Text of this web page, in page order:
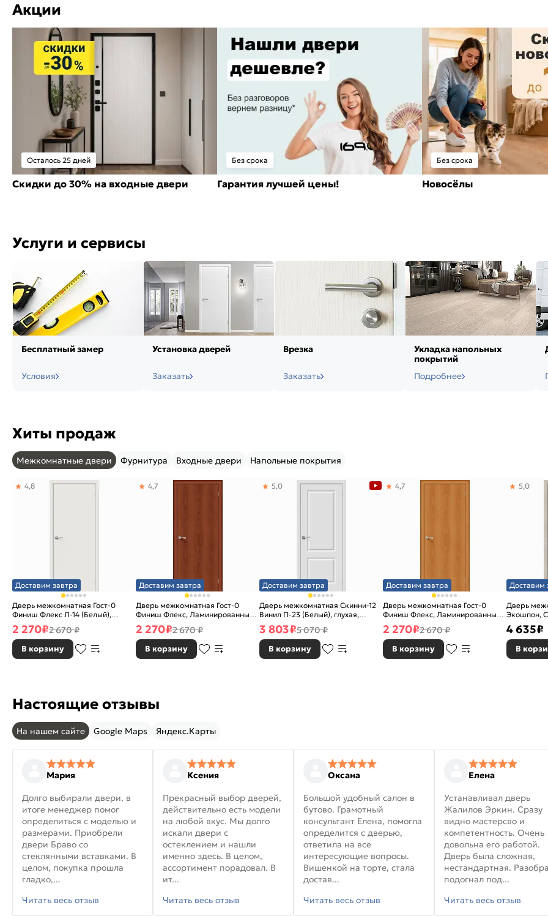
Акции
Осталось 25 дней
Скидки до 30% на входные двери
Без срока
Гарантия лучшей цены!
Без срока
Новосёлы
Услуги и сервисы
Бесплатный замер
Условия
Установка дверей
Заказать
Врезка
Заказать
Укладка напольных
покрытий
Подробнее
Хиты продаж
Межкомнатные двери Фурнитура Входные двери Напольные покрытия
Доставим завтра
Дверь межкомнатная Гост-0
Финиш Флекс Л-14 (Белый),
глухая, каркасно-щитовая
4,8
2 270₽2 670 ₽
В корзину
Доставим завтра
Дверь межкомнатная Гост-0
Финиш Флекс, Ламинированные
Л-11 (ИталОрех), глухая,
каркасно-щитовая
4,7
2 270₽2 670 ₽
В корзину
Доставим завтра
Дверь межкомнатная Скинни-12
Винил П-23 (Белый), глухая,
скиновая
5,0
3 803₽5 070 ₽
В корзину
Доставим завтра
Дверь межкомнатная Гост-0
Финиш Флекс, Ламинированные
Л-12 (МиланОрех), глухая,
каркасно-щитовая
4,7
2 270₽2 670 ₽
В корзину
Доставим
Дверь
Экошпон,
5,0
4 635₽
В
Настоящие отзывы
На нашем сайте Google Maps Яндекс.Карты
Мария
Долго выбирали двери, в
итоге менеджер помог
определиться с моделью и
размерами. Приобрели
двери Браво со
стеклянными вставками. В
целом, покупка прошла
гладко,...
Читать весь отзыв
Ксения
Прекрасный выбор дверей,
действительно есть модели
на любой вкус. Мы долго
искали двери с
остеклением и нашли
именно здесь. В целом,
ассортимент порадовал. В
ит...
Читать весь отзыв
Оксана
Большой удобный салон в
бутово. Грамотный
консультант Елена, помогла
определится с дверью,
ответила на все
интересующие вопросы.
Вишенкой на торте, стала
достав...
Читать весь отзыв
Елена
Устанавливал дверь
Жалилов Эркин. Сразу
видно мастерсво и
компетентность. Очень
довольна его работой.
Дверь была сложная,
нестандартная.
подогнал под...
Читать весь отзыв